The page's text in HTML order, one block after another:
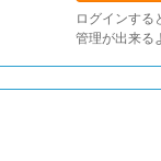
ログインする
管理が出来る